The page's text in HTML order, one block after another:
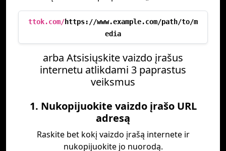
ttok.com/https://www.example.com/path/to/m
edia
arba Atsisiųskite vaizdo įrašus
internetu atlikdami 3 paprastus
veiksmus
1. Nukopijuokite vaizdo įrašo URL
adresą
Raskite bet kokį vaizdo įrašą internete ir
nukopijuokite jo nuorodą.